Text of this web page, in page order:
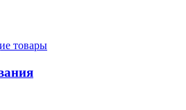
товары